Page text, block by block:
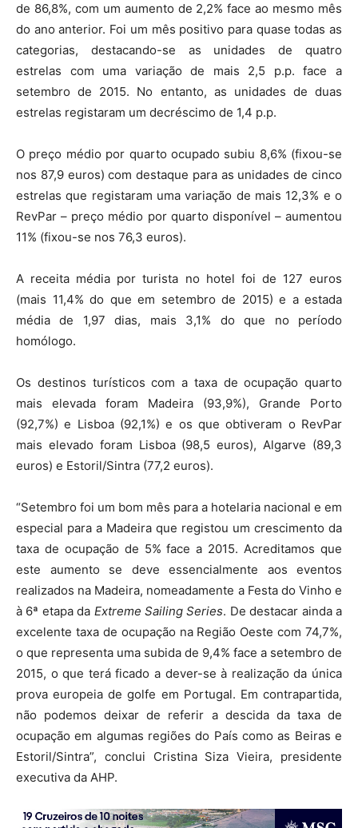
de 86,8%, com um aumento de 2,2% face ao mesmo mês
do ano anterior. Foi um mês positivo para quase todas as
categorias, destacando-se as unidades de quatro
estrelas com uma variação de mais 2,5 p.p. face a
setembro de 2015. No entanto, as unidades de duas
estrelas registaram um decréscimo de 1,4 p.p.
O preço médio por quarto ocupado subiu 8,6% (fixou-se
nos 87,9 euros) com destaque para as unidades de cinco
estrelas que registaram uma variação de mais 12,3% e o
RevPar – preço médio por quarto disponível – aumentou
11% (fixou-se nos 76,3 euros).
A receita média por turista no hotel foi de 127 euros
(mais 11,4% do que em setembro de 2015) e a estada
média de 1,97 dias, mais 3,1% do que no período
homólogo.
Os destinos turísticos com a taxa de ocupação quarto
mais elevada foram Madeira (93,9%), Grande Porto
(92,7%) e Lisboa (92,1%) e os que obtiveram o RevPar
mais elevado foram Lisboa (98,5 euros), Algarve (89,3
euros) e Estoril/Sintra (77,2 euros).
“Setembro foi um bom mês para a hotelaria nacional e em
especial para a Madeira que registou um crescimento da
taxa de ocupação de 5% face a 2015. Acreditamos que
este aumento se deve essencialmente aos eventos
realizados na Madeira, nomeadamente a Festa do Vinho e
à 6ª etapa da Extreme Sailing Series. De destacar ainda a
excelente taxa de ocupação na Região Oeste com 74,7%,
o que representa uma subida de 9,4% face a setembro de
2015, o que terá ficado a dever-se à realização da única
prova europeia de golfe em Portugal. Em contrapartida,
não podemos deixar de referir a descida da taxa de
ocupação em algumas regiões do País como as Beiras e
Estoril/Sintra”, conclui Cristina Siza Vieira, presidente
executiva da AHP.